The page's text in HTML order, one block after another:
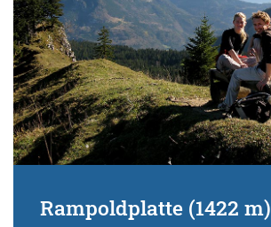
Rampoldplatte (1422 m)